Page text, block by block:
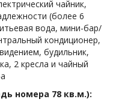
чайник,
(более 6
вода, мини-бар/
кондиционер,
будильник,
2 кресла и чайный
номера 78 кв.м.):